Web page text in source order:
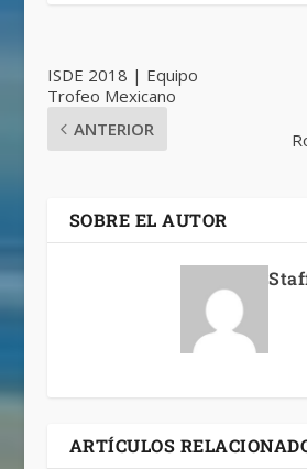
ISDE 2018 | Equipo
Trofeo Mexicano
ANTERIOR
SOBRE EL AUTOR
ARTÍCULOS